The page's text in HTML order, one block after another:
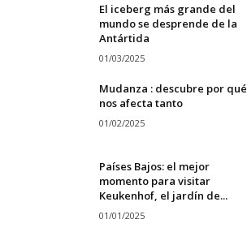
El iceberg más grande del
mundo se desprende de la
Antártida
01/03/2025
Mudanza : descubre por qué
nos afecta tanto
01/02/2025
Países Bajos: el mejor
momento para visitar
Keukenhof, el jardín de...
01/01/2025